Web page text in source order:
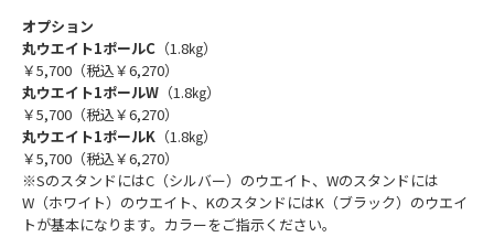
オプション
丸ウエイト1ポールC （1.8㎏）
￥5,700（税込￥6,270）
丸ウエイト1ポールW （1.8㎏）
￥5,700（税込￥6,270）
丸ウエイト1ポールK （1.8㎏）
￥5,700（税込￥6,270）
※SのスタンドにはC（シルバー）のウエイト、Wのスタンドには
W（ホワイト）のウエイト、KのスタンドにはK（ブラック）のウエイ
トが基本になります。カラーをご指示ください。